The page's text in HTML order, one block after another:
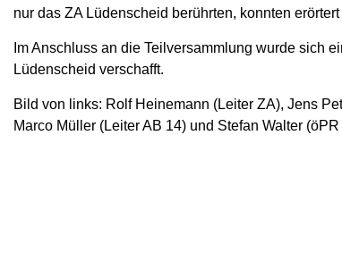
nur das ZA Lüdenscheid berührten, konnten
Im Anschluss an die Teilversammlung wurde sich
Lüdenscheid verschafft.
Bild von links: Rolf Heinemann (Leiter ZA), Jens
Marco Müller (Leiter AB 14) und Stefan Walter